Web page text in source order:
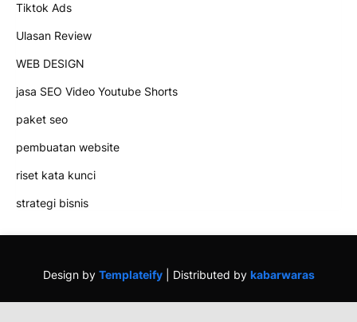
Tiktok Ads
Ulasan Review
WEB DESIGN
jasa SEO Video Youtube Shorts
paket seo
pembuatan website
riset kata kunci
strategi bisnis
Design by Templateify| Distributed by kabarwaras